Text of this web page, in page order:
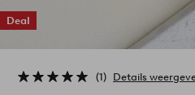
Deal
1 Details